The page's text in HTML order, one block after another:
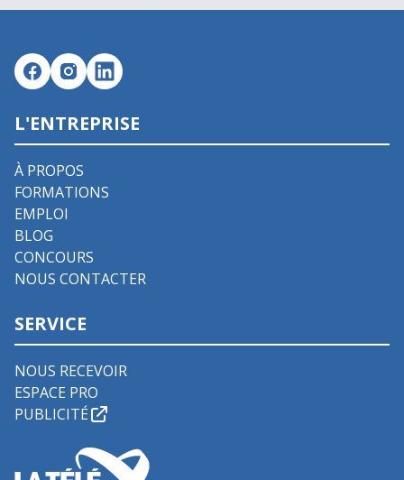
L'ENTREPRISE
À PROPOS
FORMATIONS
EMPLOI
BLOG
CONCOURS
NOUS CONTACTER
SERVICE
NOUS RECEVOIR
ESPACE PRO
PUBLICITÉ